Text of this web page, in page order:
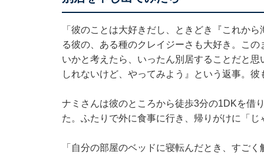
「彼のことは大好きだし、ときどき『これか
る彼の、ある種のクレイジーさも大好き。こ
いかと考えたら、いったん別居することだと
しれないけど、やってみよう』という返事。彼
ナミさんは彼のところから徒歩3分の1DKを借
た。ふたりで外に食事に行き、帰りがけに「じ
「自分の部屋のベッドに寝転んだとき、すご